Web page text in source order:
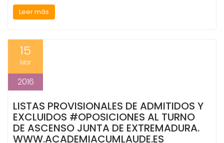
Leer más
15
Mar
2016
LISTAS PROVISIONALES DE ADMITIDOS Y
EXCLUIDOS #OPOSICIONES AL TURNO
DE ASCENSO JUNTA DE EXTREMADURA.
WWW.ACADEMIACUMLAUDE.ES